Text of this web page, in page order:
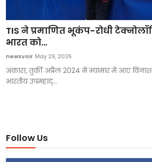
TIS ने प्रमाणित भूकंप-रोधी
भारत को...
newsvoir May 29, 2025
अंकारा, तुर्की अप्रैल 2024 में म्यांमार में आए
भारतीय उपमहाद्...
Follow Us